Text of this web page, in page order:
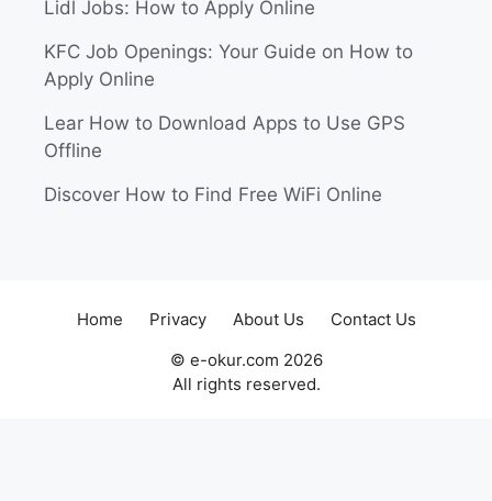
Lidl Jobs: How to Apply Online
KFC Job Openings: Your Guide on How to
Apply Online
Lear How to Download Apps to Use GPS
Offline
Discover How to Find Free WiFi Online
Home Privacy About Us
Contact Us
© e-okur.com 2026
All rights reserved.